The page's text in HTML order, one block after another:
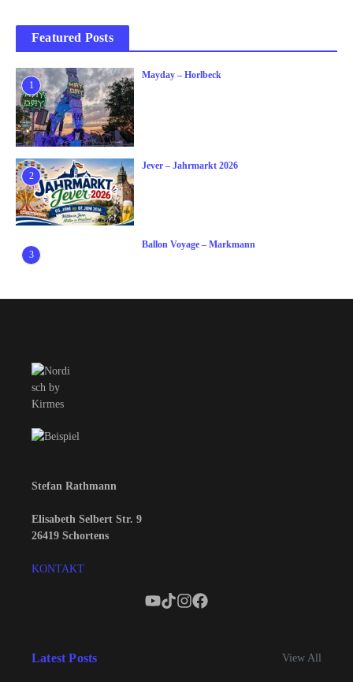
Featured Posts
1
Mayday – Horlbeck
2
Jever – Jahrmarkt 2026
3
Ballon Voyage – Markmann
Stefan Rathmann
Elisabeth Selbert Str. 9
26419 Schortens
KONTAKT
Latest Posts View All